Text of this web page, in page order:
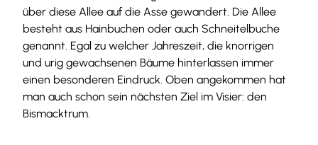
über diese Allee auf die Asse gewandert. Die Allee
besteht aus Hainbuchen oder auch Schneitelbuche
genannt. Egal zu welcher Jahreszeit, die knorrigen
und urig gewachsenen Bäume hinterlassen immer
einen besonderen Eindruck. Oben angekommen hat
man auch schon sein nächsten Ziel im Visier: den
Bismacktrum.